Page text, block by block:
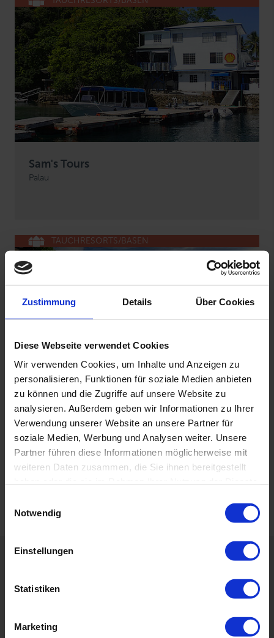
Zustimmung Details Über Cookies
Diese Webseite verwendet Cookies
Wir verwenden Cookies, um Inhalte und Anzeigen zu
personalisieren, Funktionen für soziale Medien anbieten
zu können und die Zugriffe auf unsere Website zu
analysieren. Außerdem geben wir Informationen zu Ihrer
Verwendung unserer Website an unsere Partner für
soziale Medien, Werbung und Analysen weiter. Unsere
Partner führen diese Informationen möglicherweise mit
weiteren Daten zusammen, die Sie ihnen bereitgestellt
Cookies, wenn Sie unsere Webseite weiterhin nutzen.
Notwendig
Einstellungen
Statistiken
Marketing
Sam's Tours
Palau
TAUCHRESORTS/BASEN
Fish'n Fins
Ich habe die Datenschutzerklärung zur Kenntnis